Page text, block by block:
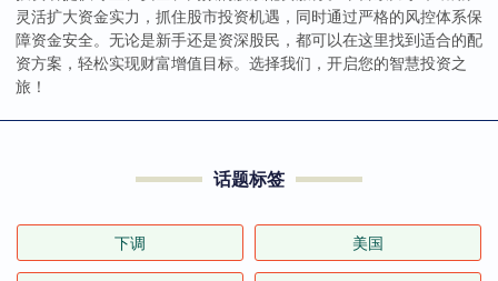
灵活扩大资金实力，抓住股市投资机遇，同时通过严格的风控体系保
障资金安全。无论是新手还是资深股民，都可以在这里找到适合的配
资方案，轻松实现财富增值目标。选择我们，开启您的智慧投资之
旅！
话题标签
下调 美国